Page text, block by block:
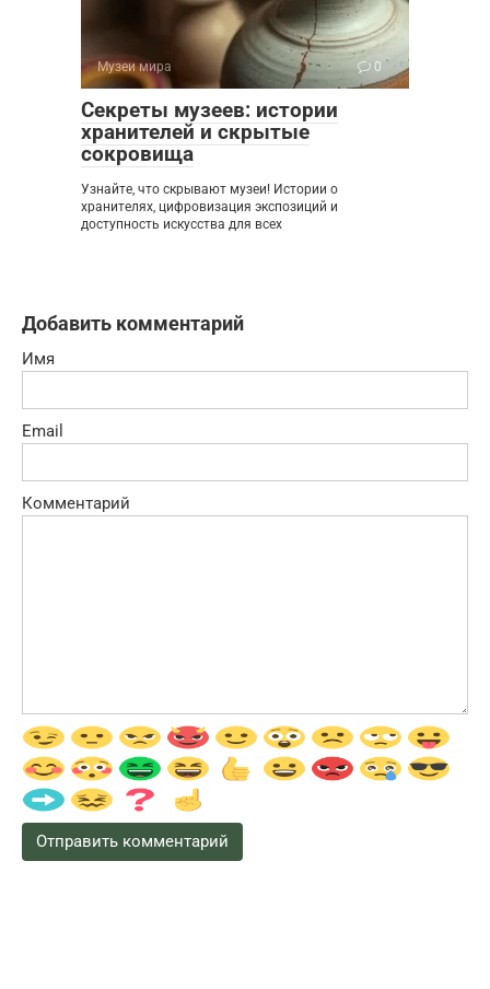
Музеи мира 0
Секреты музеев: истории
хранителей и скрытые
сокровища
Узнайте, что скрывают музеи! Истории о
хранителях, цифровизация экспозиций и
доступность искусства для всех
Добавить комментарий
Имя
Email
Комментарий